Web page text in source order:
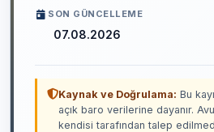
SON GÜNCELLEME
07.08.2026
Kaynak ve Doğrulama: Bu
açık baro verilerine dayanır.
kendisi tarafından talep